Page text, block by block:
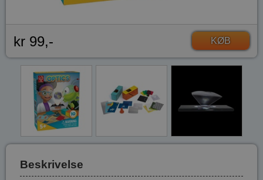
kr 99,- KØB
Beskrivelse